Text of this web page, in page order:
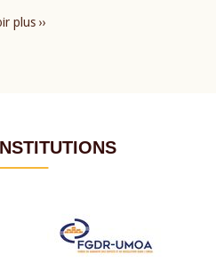
plus ››